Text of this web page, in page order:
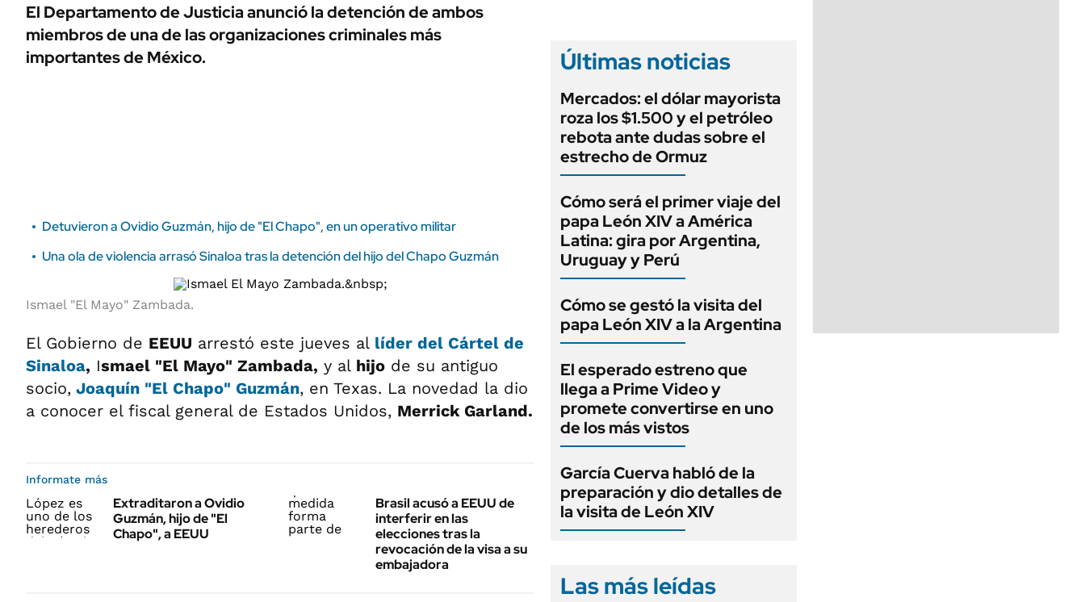
URUGUAY
AUTOS
El Departamento de Justicia anunció la detención de ambos
miembros de una de las organizaciones criminales más
importantes de México.
Detuvieron a Ovidio Guzmán, hijo de "El Chapo", en un operativo militar
Una ola de violencia arrasó Sinaloa tras la detención del hijo del Chapo Guzmán
Ismael "El Mayo" Zambada.
El Gobierno de EEUU arrestó este jueves al líder del Cártel de
Sinaloa, Ismael "El Mayo" Zambada, y al hijo de su antiguo
socio, Joaquín "El Chapo" Guzmán, en Texas. La novedad la dio
a conocer el fiscal general de Estados Unidos, Merrick Garland.
Informate más
Extraditaron a Ovidio
Guzmán, hijo de "El
Chapo", a EEUU
Brasil acusó a EEUU de
interferir en las
elecciones tras la
revocación de la visa a su
embajadora
Últimas noticias
Mercados: el dólar mayorista
roza los $1.500 y el petróleo
rebota ante dudas sobre el
estrecho de Ormuz
Cómo será el primer viaje del
papa León XIV a América
Latina: gira por Argentina,
Uruguay y Perú
Cómo se gestó la visita del
papa León XIV a la Argentina
El esperado estreno que
llega a Prime Video y
promete convertirse en uno
de los más vistos
García Cuerva habló de la
preparación y dio detalles de
la visita de León XIV
Las más leídas